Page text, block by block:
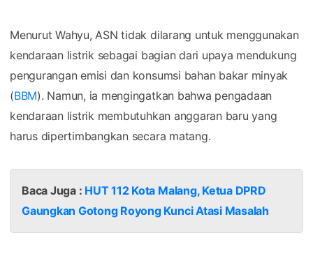
Menurut Wahyu, ASN tidak dilarang untuk menggunakan
kendaraan listrik sebagai bagian dari upaya mendukung
pengurangan emisi dan konsumsi bahan bakar minyak
(BBM). Namun, ia mengingatkan bahwa pengadaan
kendaraan listrik membutuhkan anggaran baru yang
harus dipertimbangkan secara matang.
Baca Juga : HUT 112 Kota Malang, Ketua DPRD
Gaungkan Gotong Royong Kunci Atasi Masalah